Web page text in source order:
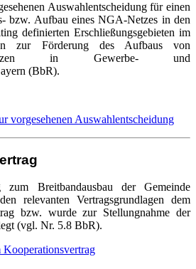
Auswahlentscheidung für einen
bzw. Aufbau eines NGA-Netzes in den
definierten Erschließungsgebieten im
zur Förderung des Aufbaus von
in Gewerbe- und
(BbR).
vorgesehenen Auswahlentscheidung
zum Breitbandausbau der Gemeinde
relevanten Vertragsgrundlagen dem
bzw. wurde zur Stellungnahme der
(vgl. Nr. 5.8 BbR).
Kooperationsvertrag